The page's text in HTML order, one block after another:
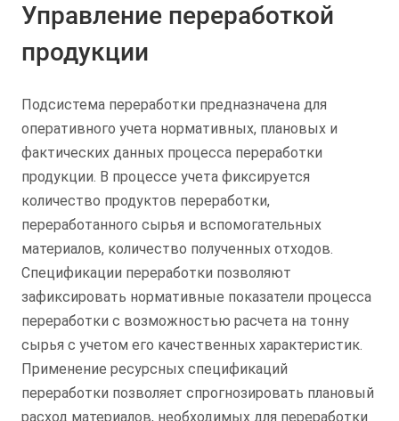
Управление переработкой
продукции
Подсистема переработки предназначена для
оперативного учета нормативных, плановых и
фактических данных процесса переработки
продукции. В процессе учета фиксируется
количество продуктов переработки,
переработанного сырья и вспомогательных
материалов, количество полученных отходов.
Спецификации переработки позволяют
зафиксировать нормативные показатели процесса
переработки с возможностью расчета на тонну
сырья с учетом его качественных характеристик.
Применение ресурсных спецификаций
переработки позволяет спрогнозировать плановый
расход материалов, необходимых для переработки